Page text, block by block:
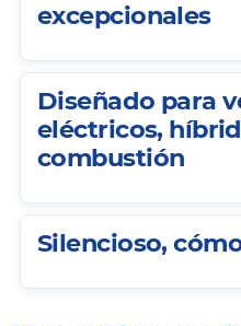
excepcionales
Diseñado para
eléctricos,
combustión
Silencioso,